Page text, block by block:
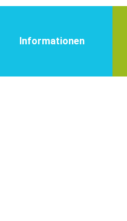
Informationen